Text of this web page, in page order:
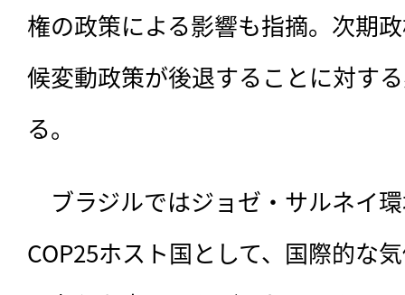
権の政策による影響も指摘。次期
候変動政策が後退することに対す
る。
ブラジルではジョゼ・サルネイ
COP25ホスト国として、国際的な